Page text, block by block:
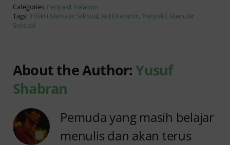
Categories: Penyakit Kelamin
Tags: Infeksi Menular Seksual, Kutil Kelamin, Penyakit Menular
Seksual
About the Author:Yusuf
Shabran
Pemuda yang masih belajar
menulis dan akan terus